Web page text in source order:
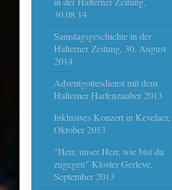
30.08.14
Samstagsgeschichte in der
Halterner Zeitung, 30. August
2014
Adventgottesdienst mit dem
Halterner Harfenzauber 2013
Inklusives Konzert in Kevelaer,
Oktober 2013
"Herr, unser Herr, wie bist du
zugegen" Kloster Gerleve,
September 2013